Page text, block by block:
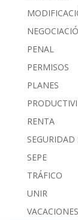
PENAL
PERMISOS
PLANES
RENTA
SEGURIDAD
SEPE
TRÁFICO
UNIR
VACACIONES